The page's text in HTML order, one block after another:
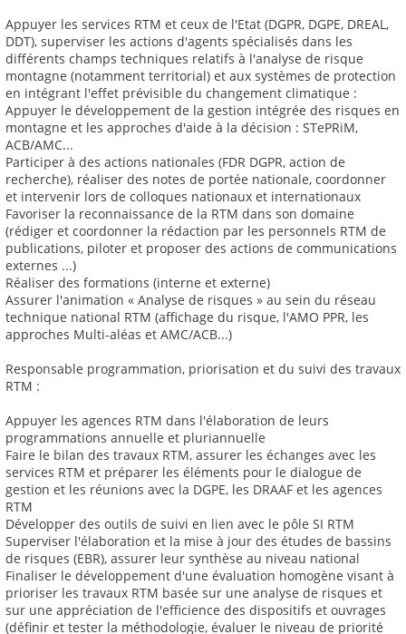
Appuyer les services RTM et ceux de l'Etat (DGPR, DGPE, DREAL,
DDT), superviser les actions d'agents spécialisés dans les
différents champs techniques relatifs à l'analyse de risque
montagne (notamment territorial) et aux systèmes de protection
en intégrant l'effet prévisible du changement climatique :
Appuyer le développement de la gestion intégrée des risques en
montagne et les approches d'aide à la décision : STePRiM,
ACB/AMC...
Participer à des actions nationales (FDR DGPR, action de
recherche), réaliser des notes de portée nationale, coordonner
et intervenir lors de colloques nationaux et internationaux
Favoriser la reconnaissance de la RTM dans son domaine
(rédiger et coordonner la rédaction par les personnels RTM de
publications, piloter et proposer des actions de communications
externes ...)
Réaliser des formations (interne et externe)
Assurer l'animation « Analyse de risques » au sein du réseau
technique national RTM (affichage du risque, l'AMO PPR, les
approches Multi-aléas et AMC/ACB...)
Responsable programmation, priorisation et du suivi des travaux
RTM :
Appuyer les agences RTM dans l'élaboration de leurs
programmations annuelle et pluriannuelle
Faire le bilan des travaux RTM, assurer les échanges avec les
services RTM et préparer les éléments pour le dialogue de
gestion et les réunions avec la DGPE, les DRAAF et les agences
RTM
Développer des outils de suivi en lien avec le pôle SI RTM
Superviser l'élaboration et la mise à jour des études de bassins
de risques (EBR), assurer leur synthèse au niveau national
Finaliser le développement d'une évaluation homogène visant à
prioriser les travaux RTM basée sur une analyse de risques et
sur une appréciation de l'efficience des dispositifs et ouvrages
(définir et tester la méthodologie, évaluer le niveau de priorité